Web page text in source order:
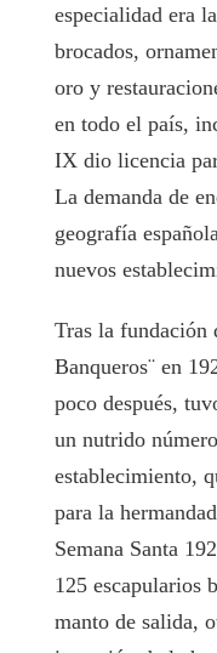
especialidad era
brocados,
oro y
en todo el país,
IX dio licencia
La demanda de
geografía
nuevos
Tras la fundación
Banqueros¨ en
poco después,
un nutrido
establecimiento,
para la
Semana Santa
125 escapularios
manto de salida,